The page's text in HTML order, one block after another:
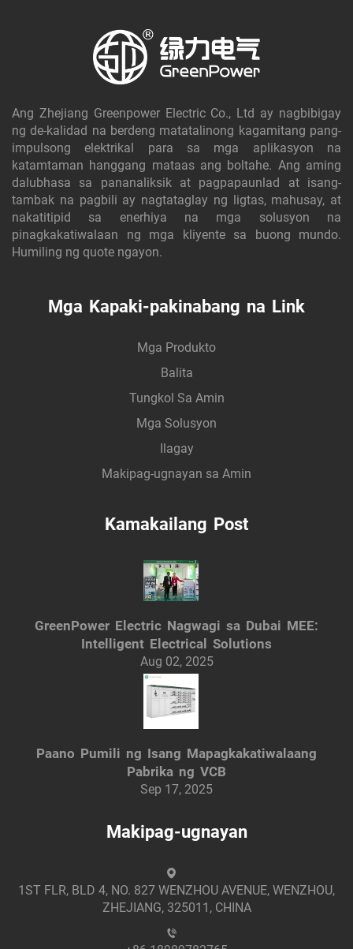
Ang Zhejiang Greenpower Electric Co., Ltd ay nagbibigay
ng de-kalidad na berdeng matatalinong kagamitang pang-
impulsong elektrikal para sa mga aplikasyon na
katamtaman hanggang mataas ang boltahe. Ang aming
dalubhasa sa pananaliksik at pagpapaunlad at isang-
tambak na pagbili ay nagtataglay ng ligtas, mahusay, at
nakatitipid sa enerhiya na mga solusyon na
pinagkakatiwalaan ng mga kliyente sa buong mundo.
Humiling ng quote ngayon.
Mga Kapaki-pakinabang na Link
Mga Produkto
Balita
Tungkol Sa Amin
Mga Solusyon
Ilagay
Makipag-ugnayan sa Amin
Kamakailang Post
GreenPower Electric Nagwagi sa Dubai MEE:
Intelligent Electrical Solutions
Aug 02, 2025
Paano Pumili ng Isang Mapagkakatiwalaang
Pabrika ng VCB
Sep 17, 2025
Makipag-ugnayan
1ST FLR, BLD 4, NO. 827 WENZHOU AVENUE, WENZHOU,
ZHEJIANG, 325011, CHINA